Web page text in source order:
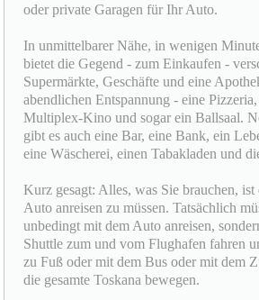
oder private Garagen für Ihr Auto.
In unmittelbarer Nähe, in wenigen
bietet die Gegend - zum Einkaufen -
Supermärkte, Geschäfte und eine
abendlichen Entspannung - eine
Multiplex-Kino und sogar ein Ballsaal.
gibt es auch eine Bar, eine Bank, ein
eine Wäscherei, einen Tabakladen und
Kurz gesagt: Alles, was Sie brauchen,
Auto anreisen zu müssen. Tatsächlich
unbedingt mit dem Auto anreisen,
Shuttle zum und vom Flughafen fahren
zu Fuß oder mit dem Bus oder mit dem
die gesamte Toskana bewegen.